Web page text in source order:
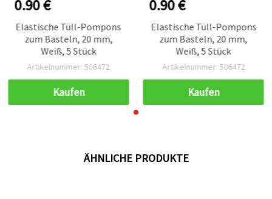
0.90 €
Elastische Tüll-Pompons
zum Basteln, 20 mm,
Weiß, 5 Stück
Artikelnummer: 506472
Kaufen
0.90 €
Elastische Tüll-Pompons
zum Basteln, 20 mm,
Weiß, 5 Stück
Artikelnummer: 506472
Kaufen
ÄHNLICHE PRODUKTE